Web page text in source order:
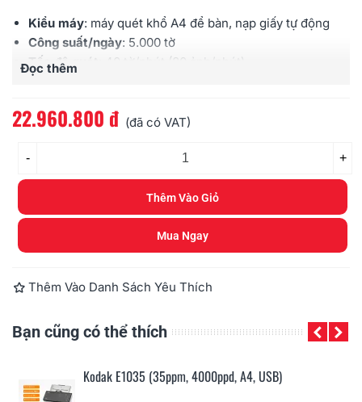
Kiểu máy: máy quét khổ A4 để bàn, nạp giấy tự động
Công suất/ngày: 5.000 tờ
Tốc độ quét
: 40 tờ/phút (80 ảnh/phút)
Độ phân giải quang học: 600dpi
Cổng kết nối
: USB 2.0 High speed, tương thích USB 3.0
Bảo hành: 12 tháng
Đọc thêm
22.960.800 đ (đã có VAT)
- +
Thêm Vào Giỏ
Mua Ngay
Thêm Vào Danh Sách Yêu Thích
Bạn cũng có thể thích
Kodak E1035 (35ppm, 4000ppd, A4, USB)